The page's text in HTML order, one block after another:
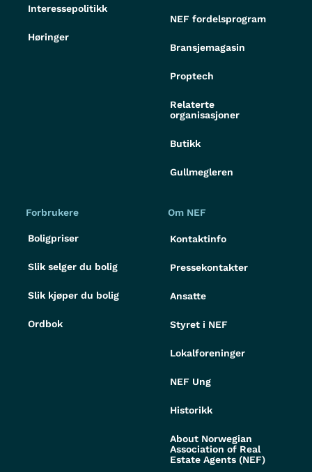
Interessepolitikk
Høringer
NEF fordelsprogram
Bransjemagasin
Proptech
Relaterte
organisasjoner
Butikk
Gullmegleren
Forbrukere
Boligpriser
Slik selger du bolig
Slik kjøper du bolig
Ordbok
Om NEF
Kontaktinfo
Pressekontakter
Ansatte
Styret i NEF
Lokalforeninger
NEF Ung
Historikk
About Norwegian
Association of Real
Estate Agents (NEF)